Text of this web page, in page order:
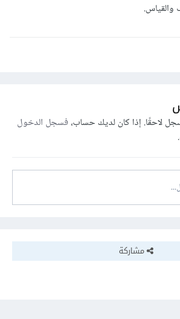
والقياس.
لاحقًا. إذا كان لديك حساب،فسجل الدخول
مشاركة